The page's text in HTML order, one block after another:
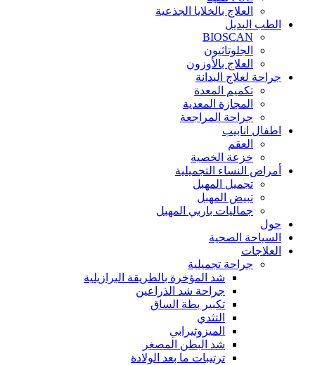
العلاج بالخلايا الجذعية
الطب البديل
BIOSCAN
الجلوتاثيون
العلاج بالأوزون
جراحة لعلاج البدانة
تكميم المعدة
المجازة المعدية
جراحة المراجعة
اطفال انابيب
العقم
خزعة الخصية
أمراض النساء التجميلية
تجميل المهبل
تبيض المهبل
جماليات باربي المهبل
حول
السياحة الصحية
العلاجات
جراحة تجميلية
شد المؤخرة بالطريقة البرازيلية
جراحة شد الذراعين
تكبير بطة الساق
التثدي
الميزوثيرابي
شد البطن المصغر
ترتيبات ما بعد الولادة